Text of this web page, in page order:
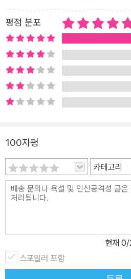
물 배달을 하느라 숙제를 할 짬이 없다
뒤 ‘게으름뱅이 자리’로 쫓겨나기 일쑤
누구보다 뛰어나다. 그러던 어느 날,
대가로 부잣집 아이인 칼리에게 물감
안 형편 때문에 물감 같은 건 꿈도 못
세탁물을 배달하러 나간 사이에 파란
코는 고양이 친츠의 짓일 거라 여기지
도 가지 못한 채 길거리를 방황하다가
의 이름은 참하늘빛. 페르코는 그 꽃을
다. 그렇게 페르코만의 참하늘빛 물감
꽃에서 얻어 낸 물감은 보통 물감과는
이들이 내 그림 위를 기어 다니고 있는
하며 연장 궤짝으로 살금살금 다가가
보았다. 그때 페르코의 눈앞에 너무나
평점 분포
100자평
카테고리
현재 0/
스포일러 포함